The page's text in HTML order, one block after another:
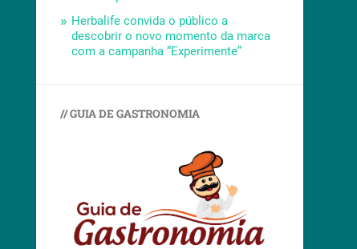
Herbalife convida o público a
descobrir o novo momento da marca
com a campanha “Experimente”
// GUIA DE GASTRONOMIA